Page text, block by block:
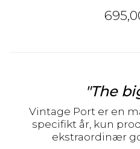
"The
Vintage Port er en
specifikt år, kun
ekstraordinær